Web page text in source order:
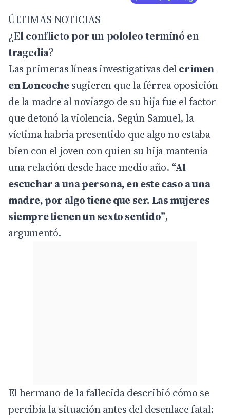
ÚLTIMAS NOTICIAS
¿El conflicto por un pololeo terminó en
tragedia?
Las primeras líneas investigativas delcrimen
en Loncochesugieren que la férrea oposición
de la madre al noviazgo de su hija fue el factor
que detonó la violencia. Según Samuel, la
víctima habría presentido que algo no estaba
bien con el joven con quien su hija mantenía
una relación desde hace medio año. “Al
escuchar a una persona, en este caso a una
madre, por algo tiene que ser. Las mujeres
siempre tienen un sexto sentido”,
argumentó.
El hermano de la fallecida describió cómo se
percibía la situación antes del desenlace fatal: